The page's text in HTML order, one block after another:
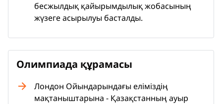
бесжылдық қайырымдылық жобасының
жүзеге асырылуы басталды.
Олимпиада құрамасы
Лондон Ойындарындағы еліміздің
мақтаныштарына - Қазақстанның ауыр